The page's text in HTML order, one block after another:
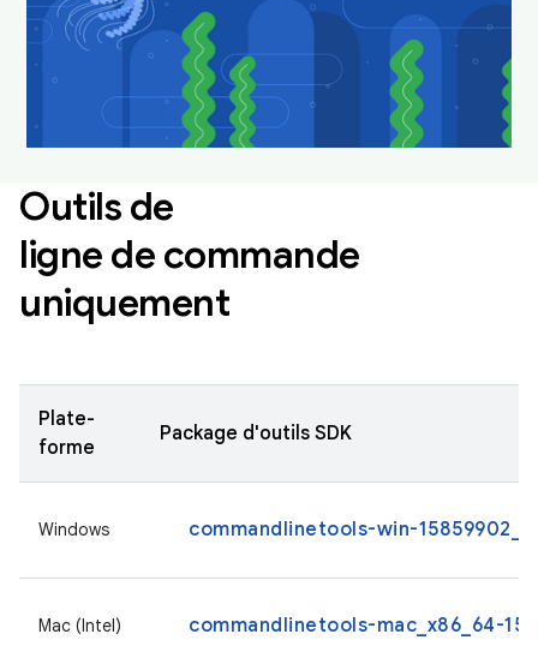
Outils de
ligne de commande
uniquement
Plate-
forme
Package d'outils SDK
Windows commandlinetools-win-
Mac (Intel) commandlinetools-mac_x86_64-